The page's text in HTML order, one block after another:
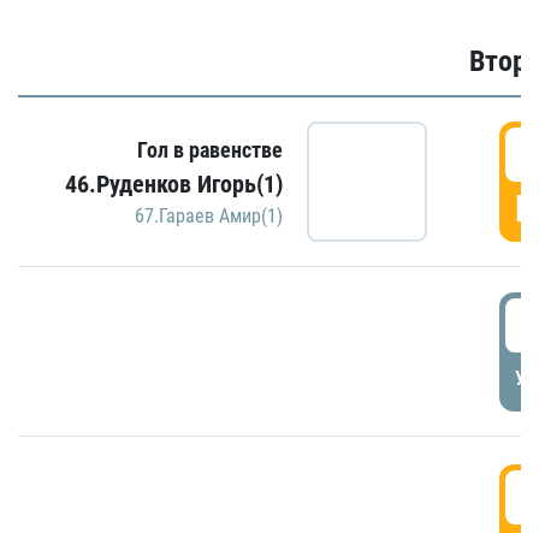
Гол в равенстве
46.Руденков Игорь(1)
67.Гараев Амир(1)